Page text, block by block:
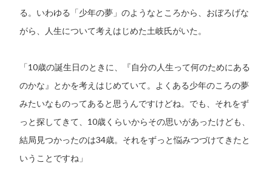
る。いわゆる「少年の夢」のようなところから、おぼろげな
がら、人生について考えはじめた土岐氏がいた。
「10歳の誕生日のときに、『自分の人生って何のためにある
のかな』とかを考えはじめていて。よくある少年のころの夢
みたいなものってあると思うんですけどね。でも、それをず
っと探してきて、10歳くらいからその思いがあったけども、
結局見つかったのは34歳。それをずっと悩みつづけてきたと
いうことですね」